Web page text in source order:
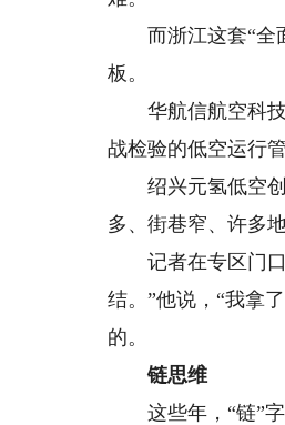
而浙江这套“全面
板。
华航信航空科技
战检验的低空运行
绍兴元氢低空创
多、街巷窄、许多
记者在专区门口
结。”他说，“我拿
的。
链思维
这些年，“链”字